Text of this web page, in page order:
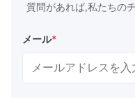
質問があれば,私たちの
メール*